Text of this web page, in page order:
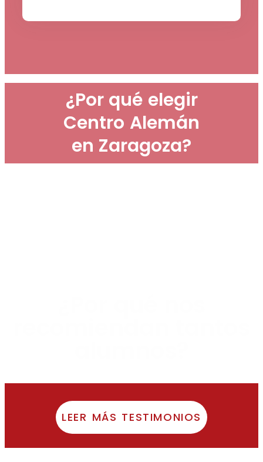
¿Por qué elegir
Centro Alemán
en Zaragoza?
LEER MÁS TESTIMONIOS